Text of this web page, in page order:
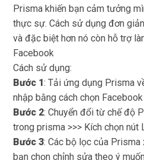
Prisma khiến bạn cảm tưởng
thực sự. Cách sử dụng đơn
và đặc biệt hơn nó còn hỗ trợ
Facebook
Cách sử dụng:
Bước 1: Tải ứng dụng Prisma
nhập bằng cách chọn
Bước 2: Chuyển đổi từ chế độ
trong prisma >>> Kích chọn nút
Bước 3: Các bộ lọc của Prisma
bạn chọn chỉnh sửa theo ý